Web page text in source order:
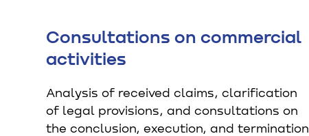
Consultations on commercial
activities
Analysis of received claims, clarification
of legal provisions, and consultations on
the conclusion, execution, and termination